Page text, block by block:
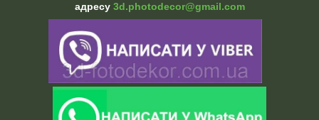
адресу 3d.photodecor@gmail.com